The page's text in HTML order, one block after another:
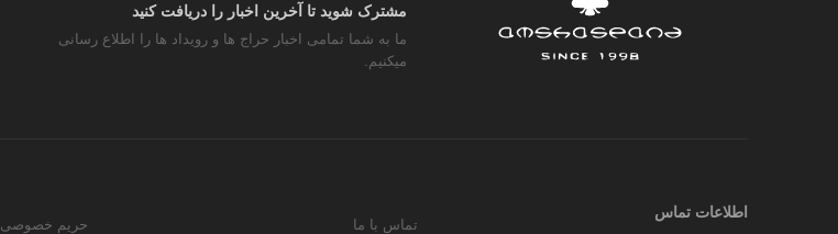
مشترک شوید تا آخرین اخبار را دریافت کنید
ما به شما تمامی اخبار حراج ها و رویداد ها را اطلاع رسانی
میکنیم.
اطلاعات تماس
تماس با ما
حریم خصوصی